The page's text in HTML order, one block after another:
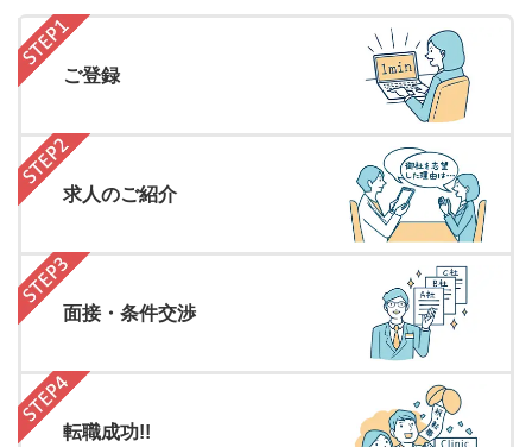
ご登録
求人のご紹介
面接・条件交渉
転職成功!!